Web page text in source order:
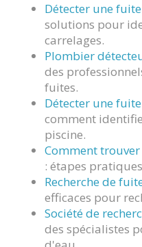
Détecter une
solutions pour
carrelages.
Plombier
des
fuites.
Détecter une
comment
piscine.
Comment
: étapes
Recherche de
efficaces pour
Société de
des spécialistes